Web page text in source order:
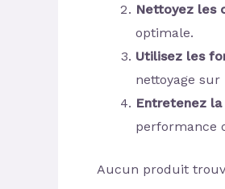
Nettoyez les
optimale.
Utilisez les
nettoyage sur
Entretenez
performance
Aucun produit